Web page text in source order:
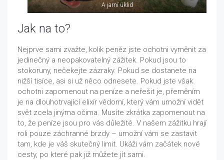
A jarní úklid
Jak na to?
Nejprve sami zvažte, kolik peněz jste ochotni vyměnit za
jedinečný a neopakovatelný zážitek. Pokud jsou to
stokoruny, nečekejte zázraky. Pokud se dostanete na
nižší tisíce, asi si už něco odnesete. Pokud jste však
ochotni zapomenout na peníze a neřešit je, přeměním
je na dlouhotrvající elixír vědomí, který vám umožní vidět
svět zcela jinýma očima. Musíte zkrátka zapomenout na
to, že peníze jsou pro vás důležité. V našem zážitku hrají
roli pouze záchranné brzdy – umožní vám se zastavit
tam, kde je váš skutečný limit. Ukáži vám začátek nové
cesty, po které pak již můžete jít sami.